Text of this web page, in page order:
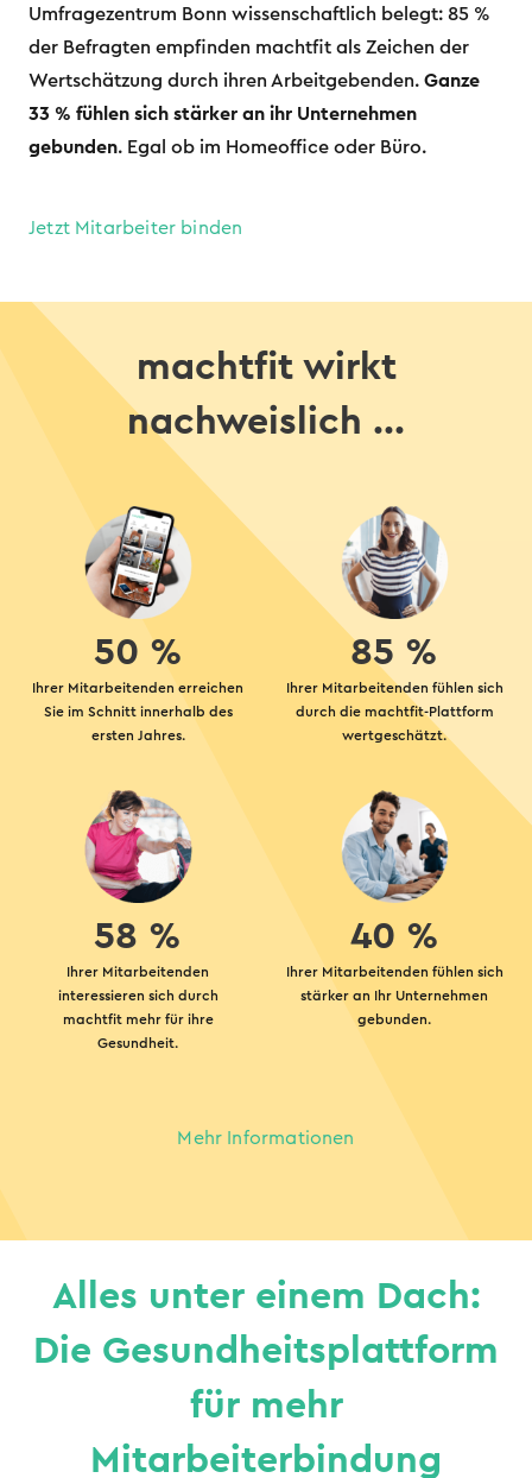
Umfragezentrum Bonn wissenschaftlich belegt: 85 %
der Befragten empfinden machtfit als Zeichen der
Wertschätzung durch ihren Arbeitgebenden. Ganze
33 % fühlen sich stärker an ihr Unternehmen
gebunden. Egal ob im Homeoffice oder Büro.
Jetzt Mitarbeiter binden
machtfit wirkt
nachweislich ...
50 %
Ihrer Mitarbeitenden erreichen
Sie im Schnitt innerhalb des
ersten Jahres.
85 %
Ihrer Mitarbeitenden fühlen sich
durch die machtfit-Plattform
wertgeschätzt.
58 %
Ihrer Mitarbeitenden
interessieren sich durch
machtfit mehr für ihre
Gesundheit.
40 %
Ihrer Mitarbeitenden fühlen sich
stärker an Ihr Unternehmen
gebunden.
Mehr Informationen
Alles unter einem Dach:
Die Gesundheitsplattform
für mehr
Mitarbeiterbindung